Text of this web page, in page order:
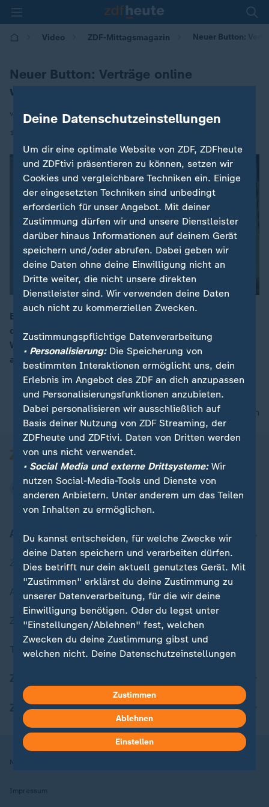
Video ZDF-Mittagsmagazin Neuer Button:
Neuer Button: Verträge online
widerrufen
von Sven Rieken
19.06.2026 | 12:00
00:15
Ein Klick statt Papierkram: Neue EU-Vorgaben machen
den Widerruf von Online-Verträgen einfacher.
Webseiten müssen dafür jetzt einen klaren Button
anbieten.
nach oben
Aktuell bei ZDFheute
Zuletzt veröffentlicht
Aktuelle Sendungs-Videos
ZDFheute Stories
Themen im Überblick
ZDFheute Apps
Nutzungsbedingungen
Impressum
Deine Datenschutzeinstellungen
Um dir eine optimale Website von ZDF, ZDFheute
und ZDFtivi präsentieren zu können, setzen wir
Cookies und vergleichbare Techniken ein. Einige
der eingesetzten Techniken sind unbedingt
erforderlich für unser Angebot. Mit deiner
Zustimmung dürfen wir und unsere Dienstleister
darüber hinaus Informationen auf deinem Gerät
speichern und/oder abrufen. Dabei geben wir
deine Daten ohne deine Einwilligung nicht an
Dritte weiter, die nicht unsere direkten
Dienstleister sind. Wir verwenden deine Daten
auch nicht zu kommerziellen Zwecken.
Zustimmungspflichtige Datenverarbeitung
• Personalisierung:Die Speicherung von
bestimmten Interaktionen ermöglicht uns, dein
Erlebnis im Angebot des ZDF an dich anzupassen
und Personalisierungsfunktionen anzubieten.
Dabei personalisieren wir ausschließlich auf
Basis deiner Nutzung von ZDF Streaming, der
ZDFheute und ZDFtivi. Daten von Dritten werden
von uns nicht verwendet.
• Social Media und externe Drittsysteme:Wir
nutzen Social-Media-Tools und Dienste von
anderen Anbietern. Unter anderem um das Teilen
von Inhalten zu ermöglichen.
Du kannst entscheiden, für welche Zwecke wir
deine Daten speichern und verarbeiten dürfen.
Dies betrifft nur dein aktuell genutztes Gerät. Mit
"Zustimmen" erklärst du deine Zustimmung zu
unserer Datenverarbeitung, für die wir deine
Einwilligung benötigen. Oder du legst unter
"Einstellungen/Ablehnen" fest, welchen
Zwecken du deine Zustimmung gibst und
welchen nicht. Deine Datenschutzeinstellungen
Hier findest du das Impressum.
Weitere Informationen findest du in unserer
Datenschutzerklärung.
Zustimmen
Ablehnen
Einstellen